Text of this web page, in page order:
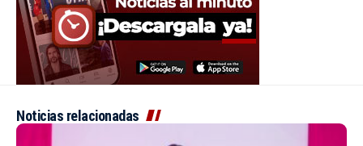
Noticias relacionadas